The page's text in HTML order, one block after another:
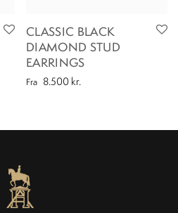
CLASSIC BLACK
DIAMOND STUD
EARRINGS
Fra 8.500 kr.